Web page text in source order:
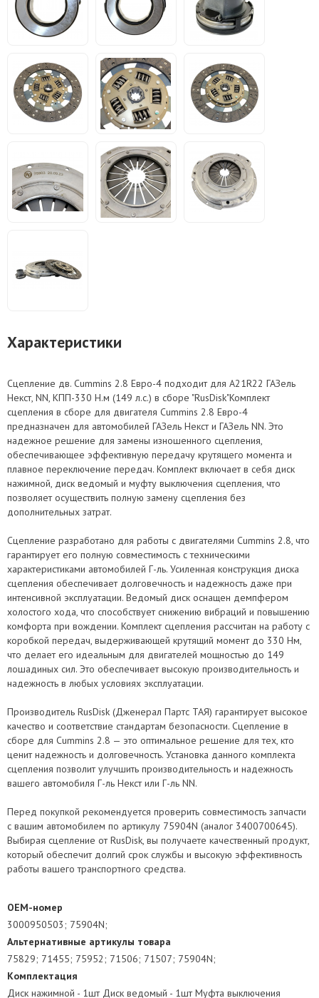
Характеристики
Сцепление дв. Cummins 2.8 Евро-4 подходит для А21R22 ГАЗель
Некст, NN, КПП-330 Н.м (149 л.с.) в сборе "RusDisk"Комплект
сцепления в сборе для двигателя Cummins 2.8 Евро-4
предназначен для автомобилей ГАЗель Некст и ГАЗель NN. Это
надежное решение для замены изношенного сцепления,
обеспечивающее эффективную передачу крутящего момента и
плавное переключение передач. Комплект включает в себя диск
нажимной, диск ведомый и муфту выключения сцепления, что
позволяет осуществить полную замену сцепления без
дополнительных затрат.
Сцепление разработано для работы с двигателями Cummins 2.8, что
гарантирует его полную совместимость с техническими
характеристиками автомобилей Г-ль. Усиленная конструкция диска
сцепления обеспечивает долговечность и надежность даже при
интенсивной эксплуатации. Ведомый диск оснащен демпфером
холостого хода, что способствует снижению вибраций и повышению
комфорта при вождении. Комплект сцепления рассчитан на работу с
коробкой передач, выдерживающей крутящий момент до 330 Нм,
что делает его идеальным для двигателей мощностью до 149
лошадиных сил. Это обеспечивает высокую производительность и
надежность в любых условиях эксплуатации.
Производитель RusDisk (Дженерал Партс ТАЯ) гарантирует высокое
качество и соответствие стандартам безопасности. Сцепление в
сборе для Cummins 2.8 — это оптимальное решение для тех, кто
ценит надежность и долговечность. Установка данного комплекта
сцепления позволит улучшить производительность и надежность
вашего автомобиля Г-ль Некст или Г-ль NN.
Перед покупкой рекомендуется проверить совместимость запчасти
с вашим автомобилем по артикулу 75904N (аналог 3400700645).
Выбирая сцепление от RusDisk, вы получаете качественный продукт,
который обеспечит долгий срок службы и высокую эффективность
работы вашего транспортного средства.
OEM-номер
3000950503; 75904N;
Альтернативные артикулы товара
75829; 71455; 75952; 71506; 71507; 75904N;
Комплектация
Диск нажимной - 1шт Диск ведомый - 1шт Муфта выключения